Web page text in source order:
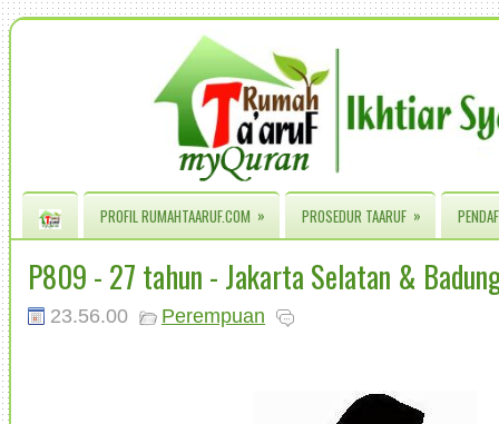
PROFIL RUMAHTAARUF.COM » PROSEDUR TAARUF »
P809 - 27 tahun - Jakarta Selatan &
23.56.00 Perempuan